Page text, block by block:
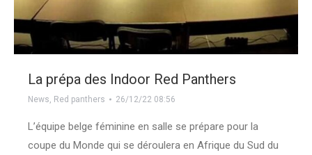
La prépa des Indoor Red Panthers
News, Red panthers 26/12/22 08:56
L’équipe belge féminine en salle se prépare pour la
coupe du Monde qui se déroulera en Afrique du Sud du